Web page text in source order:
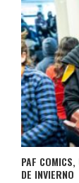
PAF
DE INVIERNO